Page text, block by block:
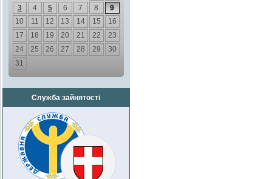
3
4 5 6 7 8
9
10
11 12 13 14 15
16
17
18 19 20 21 22
23
24
25 26 27 28 29
30
31
Служба зайнятості